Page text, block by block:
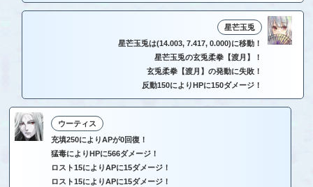
星芒玉兎
星芒玉兎は(14.003, 7.417, 0.000)に移動！
星芒玉兎の玄兎柔拳【渡月】！
玄兎柔拳【渡月】の発動に失敗！
反動150によりHPに150ダメージ！
ウーティス
充填250によりAPが0回復！
猛毒によりHPに566ダメージ！
ロスト15によりAPに15ダメージ！
ロスト15によりAPに15ダメージ！